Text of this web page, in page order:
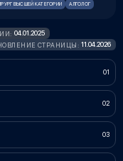
ВЫСШЕЙ КАТЕГОРИИ АЛГОЛОГ
04.01.2025
СТРАНИЦЫ: 11.04.2026